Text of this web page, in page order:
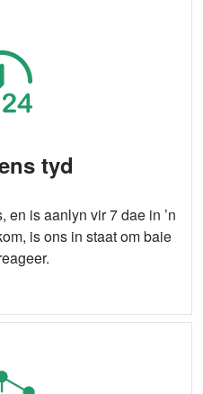
tyd
is aanlyn vir 7 dae in ’n
is ons in staat om baie